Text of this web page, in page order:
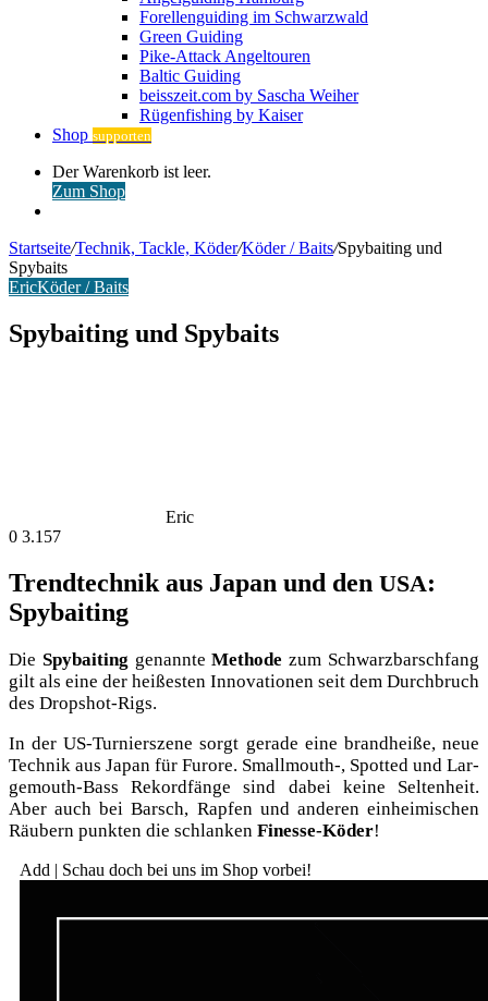
Forellenguiding im Schwarzwald
Green Guiding
Pike-Attack Angeltouren
Baltic Guiding
beisszeit.com by Sascha Weiher
Rügenfishing by Kaiser
Shop supporten
Warenkorb
ansehen
Der Warenkorb ist leer.
Zum Shop
Startseite/Technik, Tackle, Köder/Köder / Baits/Spybaiting und
Spybaits
EricKöder / Baits
Spybaiting und Spybaits
Eric
0 3.157
Trendtechnik aus Japan und den USA:
Spybaiting
Die Spy­bai­ting genann­teMetho­de zum Schwarz­barsch­fang
gilt als eine der hei­ßes­ten Inno­va­tio­nen seit dem Durch­bruch
des Dropshot-Rigs.
In der US-Tur­nier­sze­ne sorgt gera­de eine brand­hei­ße, neue
Tech­nik aus Japan für Furo­re. Smallmouth‑, Spot­ted und Lar­
ge­mouth-Bass Rekord­fän­ge sind dabei kei­ne Sel­ten­heit.
Aber auch bei Barsch, Rap­fen und ande­ren ein­hei­mi­schen
Räu­bern punk­ten die schlan­ken Fines­se-Köder!
Add | Schau doch bei uns im Shop vorbei!